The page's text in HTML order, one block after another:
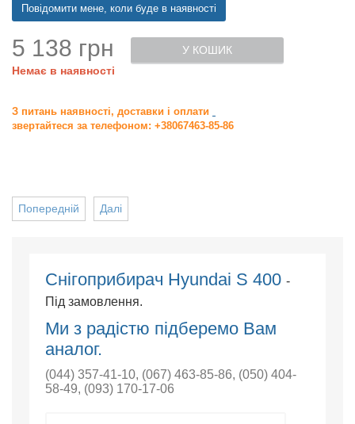
Повідомити мене, коли буде в наявності
5 138 грн
Немає в наявності
У КОШИК
З питань наявності, доставки і оплати
звертайтеся за телефоном: +38067463-85-86
Далі
Попередній
Снігоприбирач Hyundai S 400 -
Під замовлення.
Ми з радістю підберемо Вам
аналог.
(044) 357-41-10, (067) 463-85-86, (050) 404-
58-49, (093) 170-17-06